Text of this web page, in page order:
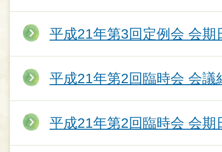
平成21年第3回定例会 会期
平成21年第2回臨時会 会議
平成21年第2回臨時会 会期